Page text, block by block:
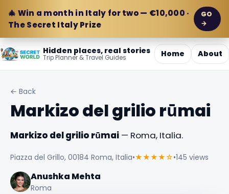
🎄 Win a month in Italy for two — €10,000 ·
The Secret Italy Prize
GO
→
Hidden places, real stories
Trip Planner & Travel Guides Home About
← Back
Markizo del grilio rūmai
Markizo del grilio rūmai — Roma, Italia.
Piazza del Grillo, 00184 Roma, Italia•★★★★☆•145 views
Anushka Mehta
Roma